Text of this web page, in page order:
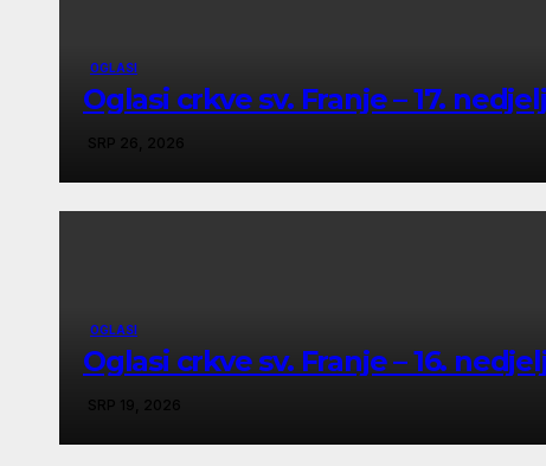
OGLASI
Oglasi crkve sv. Franje – 17.
SRP 26, 2026
OGLASI
Oglasi crkve sv. Franje – 16.
SRP 19, 2026